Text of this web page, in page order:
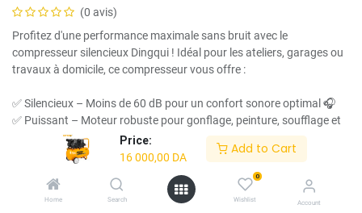
Price:
16 000,00 DA
Add to Cart
Home Search
0
Wishlist Account
(0 avis)
Profitez d'une performance maximale sans bruit avec le
compresseur silencieux Dingqui ! Idéal pour les ateliers, garages ou
travaux à domicile, ce compresseur vous offre :
✅ Silencieux – Moins de 60 dB pour un confort sonore optimal 🎧
✅ Puissant – Moteur robuste pour gonflage, peinture, soufflage et
plus encore 💪
✅ Compact & Portable – Facile à transporter et à ranger 🧳
✅ Sans huile – Moins d’entretien, plus de propreté ♻️
✅ Polyvalent – Compatible avec de nombreux outils pneumatiques
an
option
Not satisfied at all Very satisfied
Next